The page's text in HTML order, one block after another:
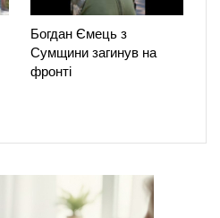
Богдан Ємець з
Сумщини загинув на
фронті